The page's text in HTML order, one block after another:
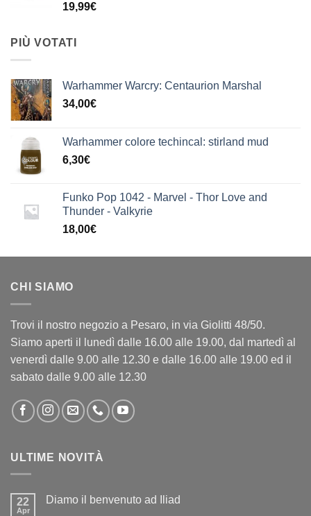
19,99€
PIÙ VOTATI
Warhammer Warcry: Centaurion Marshal
34,00€
Warhammer colore techincal: stirland mud
6,30€
Funko Pop 1042 - Marvel - Thor Love and
Thunder - Valkyrie
18,00€
CHI SIAMO
Trovi il nostro negozio a Pesaro, in via Giolitti 48/50.
Siamo aperti il lunedì dalle 16.00 alle 19.00, dal martedì al
venerdì dalle 9.00 alle 12.30 e dalle 16.00 alle 19.00 ed il
sabato dalle 9.00 alle 12.30
ULTIME NOVITÀ
22
Apr
Diamo il benvenuto ad Iliad